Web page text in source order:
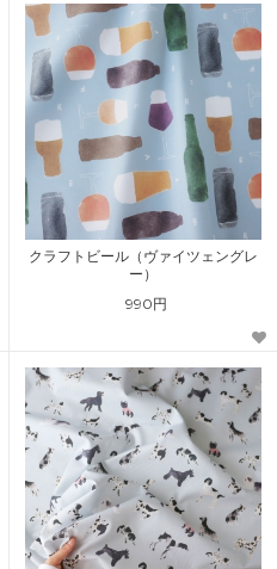
クラフトビール（ヴァイツェングレ
ー）
990円